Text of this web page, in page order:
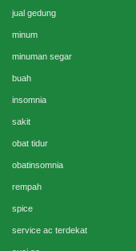
jual gedung
minum
minuman segar
buah
insomnia
sakit
obat tidur
obatinsomnia
rempah
spice
service ac terdekat